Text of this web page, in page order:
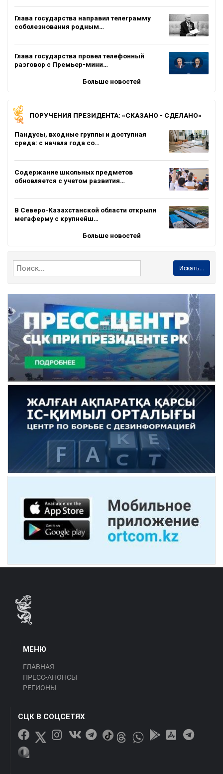
Глава государства направил телеграмму
соболезнования родным…
Глава государства провел телефонный
разговор с Премьер-мини…
Больше новостей
ПОРУЧЕНИЯ ПРЕЗИДЕНТА: «СКАЗАНО - СДЕЛАНО»
Пандусы, входные группы и доступная
среда: с начала года со…
Содержание школьных предметов
обновляется с учетом развития…
В Северо-Казахстанской области открыли
мегаферму с крупнейш…
Больше новостей
Искать...
МЕНЮ
ГЛАВНАЯ
ПРЕСС-АНОНСЫ
РЕГИОНЫ
СЦК В СОЦСЕТЯХ